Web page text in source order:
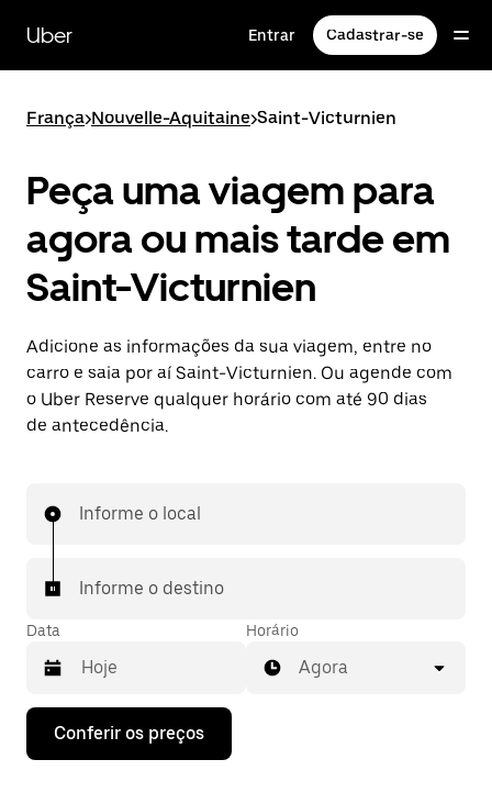
para
conteúdo
Uber Entrar Cadastrar-se
França>Nouvelle-Aquitaine>Saint-Victurnien
Peça uma viagem para
agora ou mais tarde em
Saint-Victurnien
Adicione as informações da sua viagem, entre no
carro e saia por aí Saint-Victurnien. Ou agende com
o Uber Reserve qualquer horário com até 90 dias
de antecedência.
Informe o local
Informe o destino
Data
Pressione
seta
Horário
Agora
Conferir os preços